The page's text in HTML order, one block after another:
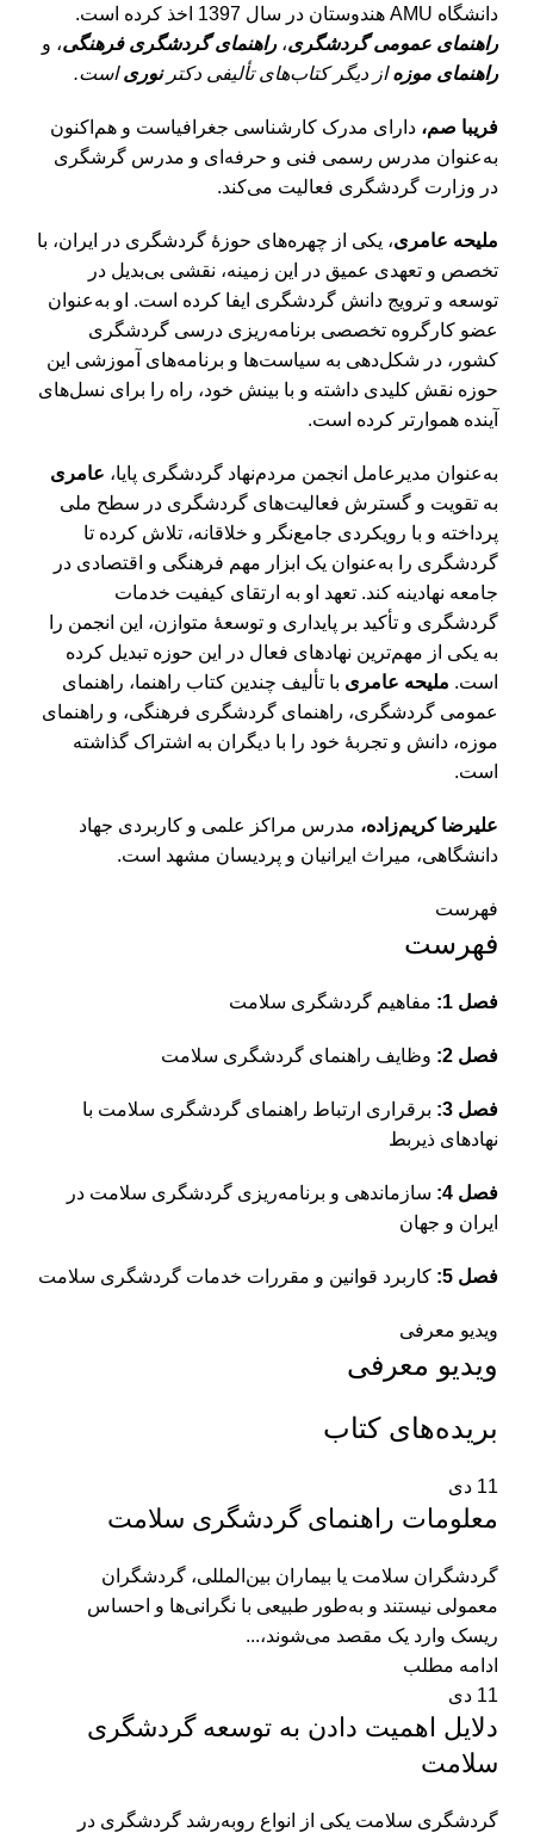
دانشگاه AMU هندوستان در سال 1397 اخذ کرده است.
راهنمای عمومی گردشگری،راهنمای گردشگری فرهنگی، و
راهنمای موزهاز دیگر کتاب‌های تألیفی دکترنوریاست.
فریبا صم، دارای مدرک کارشناسی جغرافیاست و هم‌اکنون
به‌عنوان مدرس رسمی فنی و حرفه‌ای و مدرس گرشگری
در وزارت گردشگری فعالیت می‌کند.
ملیحه عامری، یکی از چهره‌های حوزۀ گردشگری در ایران، با
تخصص و تعهدی عمیق در این زمینه، نقشی بی‌بدیل در
توسعه و ترویج دانش گردشگری ایفا کرده است. او به‌عنوان
عضو کارگروه تخصصی برنامه‌ریزی درسی گردشگری
کشور، در شکل‌دهی به سیاست‌ها و برنامه‌های آموزشی این
حوزه نقش کلیدی داشته و با بینش خود، راه را برای نسل‌های
آینده هموارتر کرده است.
به‌عنوان مدیرعامل انجمن مردم‌نهاد گردشگری پایا، عامری
به تقویت و گسترش فعالیت‌های گردشگری در سطح ملی
پرداخته و با رویکردی جامع‌نگر و خلاقانه، تلاش کرده تا
گردشگری را به‌عنوان یک ابزار مهم فرهنگی و اقتصادی در
جامعه نهادینه کند. تعهد او به ارتقای کیفیت خدمات
گردشگری و تأکید بر پایداری و توسعۀ متوازن، این انجمن را
به یکی از مهم‌ترین نهادهای فعال در این حوزه تبدیل کرده
است. ملیحه عامری با تألیف چندین کتاب راهنما، راهنمای
عمومی گردشگری، راهنمای گردشگری فرهنگی، و راهنمای
موزه، دانش و تجربۀ خود را با دیگران به اشتراک گذاشته
است.
عليرضا كريم‌زاده، مدرس مراكز علمی و كاربردی جهاد
دانشگاهی، ميراث ايرانيان و پرديسان مشهد است.
فهرست
فهرست
فصل 1: مفاهیم گردشگری سلامت
فصل 2: وظایف راهنمای گردشگری سلامت
فصل 3:
برقراری ارتباط راهنمای گردشگری سلامت با
نهادهای ذیربط
فصل 4:
سازماندهی و برنامه‌ریزی گردشگری سلامت در
ایران و جهان
فصل 5: کاربرد قوانین و مقررات خدمات گردشگری سلامت
ویدیو معرفی
ویدیو معرفی
بریده‌های کتاب
11 دی
معلومات راهنمای گردشگری سلامت
گردشگران سلامت یا بیماران بین‌المللی، گردشگران
معمولی نیستند و به‌طور طبیعی با نگرانی‌ها و احساس
ریسک وارد یک مقصد می‌شوند،...
ادامه مطلب
11 دی
دلایل اهمیت دادن به توسعه گردشگری
سلامت
گردشگری سلامت یکی از انواع روبه‌رشد گردشگری در